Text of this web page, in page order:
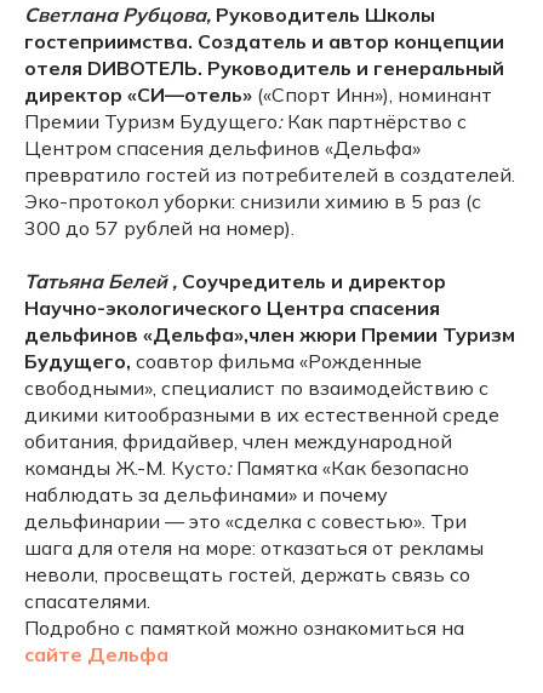
Светлана Рубцова, Руководитель Школы
гостеприимства. Создатель и автор концепции
отеля DИВОТЕЛЬ. Руководитель и генеральный
директор «СИ—отель» («Спорт Инн»), номинант
Премии Туризм Будущего:Как партнёрство с
Центром спасения дельфинов «Дельфа»
превратило гостей из потребителей в создателей.
Эко-протокол уборки: снизили химию в 5 раз (с
300 до 57 рублей на номер).
Татьяна Белей , Соучредитель и директор
Научно-экологического Центра спасения
дельфинов «Дельфа»,член жюри Премии Туризм
Будущего, соавтор фильма «Рожденные
свободными», специалист по взаимодействию с
дикими китообразными в их естественной среде
обитания, фридайвер, член международной
команды Ж.-М. Кусто:Памятка «Как безопасно
наблюдать за дельфинами» и почему
дельфинарии — это «сделка с совестью». Три
шага для отеля на море: отказаться от рекламы
неволи, просвещать гостей, держать связь со
спасателями.
Подробно с памяткой можно ознакомиться на
сайте Дельфа